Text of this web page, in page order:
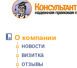
О компании
новости
визитка
отзывы